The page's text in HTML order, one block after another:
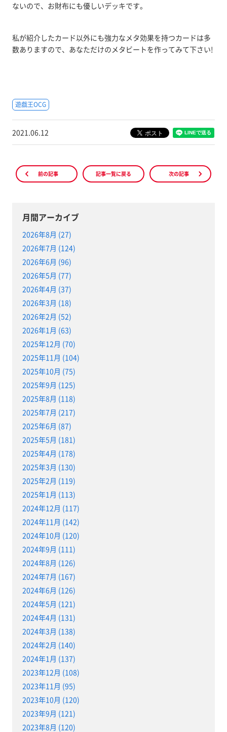
ないので、お財布にも優しいデッキです。
私が紹介したカード以外にも強力なメタ効果を持つカードは多
数ありますので、あなただけのメタビートを作ってみて下さい!
遊戯王OCG
2021.06.12
前の記事 記事一覧に戻る 次の記事
月間アーカイブ
2026年8月 (27)
2026年7月 (124)
2026年6月 (96)
2026年5月 (77)
2026年4月 (37)
2026年3月 (18)
2026年2月 (52)
2026年1月 (63)
2025年12月 (70)
2025年11月 (104)
2025年10月 (75)
2025年9月 (125)
2025年8月 (118)
2025年7月 (217)
2025年6月 (87)
2025年5月 (181)
2025年4月 (178)
2025年3月 (130)
2025年2月 (119)
2025年1月 (113)
2024年12月 (117)
2024年11月 (142)
2024年10月 (120)
2024年9月 (111)
2024年8月 (126)
2024年7月 (167)
2024年6月 (126)
2024年5月 (121)
2024年4月 (131)
2024年3月 (138)
2024年2月 (140)
2024年1月 (137)
2023年12月 (108)
2023年11月 (95)
2023年10月 (120)
2023年9月 (121)
2023年8月 (120)